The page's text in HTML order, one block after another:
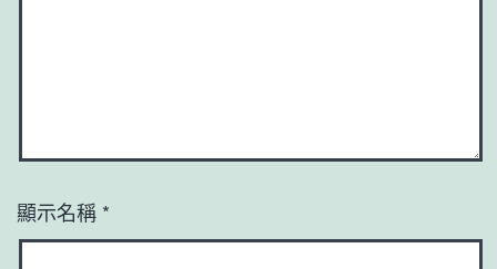
顯示名稱 *